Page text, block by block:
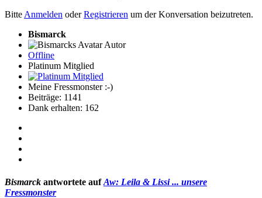
Bitte Anmelden oderRegistrieren um der Konversation beizutreten.
Bismarck
Autor
Offline
Platinum Mitglied
Meine Fressmonster :-)
Beiträge: 1141
Dank erhalten: 162
Bismarck antwortete aufAw: Leila & Lissi ... unsere
Fressmonster